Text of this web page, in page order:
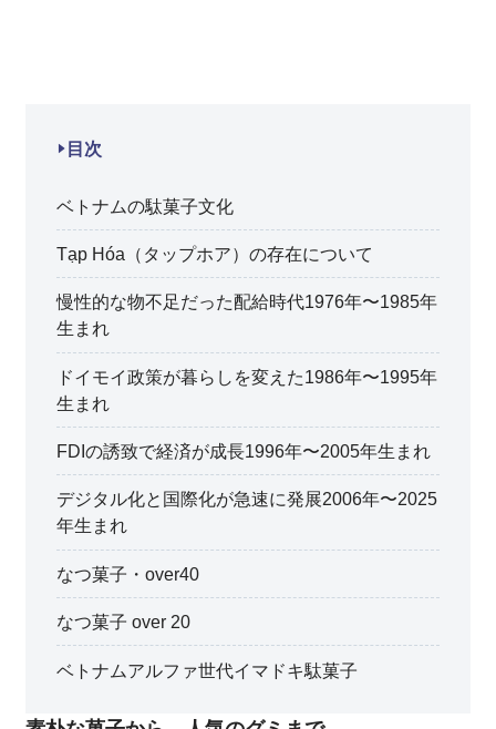
目次
ベトナムの駄菓子文化
Tạp Hóa（タップホア）の存在について
慢性的な物不足だった配給時代1976年〜1985年
生まれ
ドイモイ政策が暮らしを変えた1986年〜1995年
生まれ
FDIの誘致で経済が成長1996年〜2005年生まれ
デジタル化と国際化が急速に発展2006年〜2025
年生まれ
なつ菓子・over40
なつ菓子 over 20
ベトナムアルファ世代イマドキ駄菓子